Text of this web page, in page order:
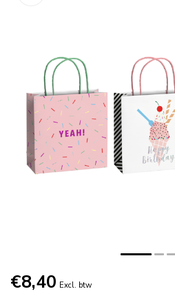
€8,40 Excl. btw